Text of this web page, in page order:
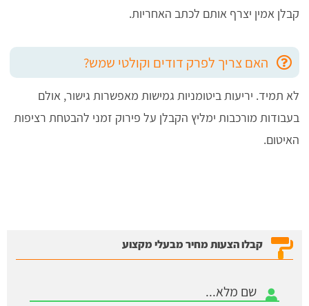
קבלן אמין יצרף אותם לכתב האחריות.
האם צריך לפרק דודים וקולטי שמש?
לא תמיד. יריעות ביטומניות גמישות מאפשרות גישור, אולם
בעבודות מורכבות ימליץ הקבלן על פירוק זמני להבטחת רציפות
האיטום.
קבלו הצעות מחיר מבעלי מקצוע